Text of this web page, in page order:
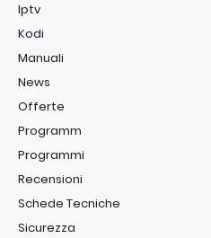
Iptv
Kodi
Manuali
News
Offerte
Programm
Programmi
Recensioni
Schede Tecniche
Sicurezza